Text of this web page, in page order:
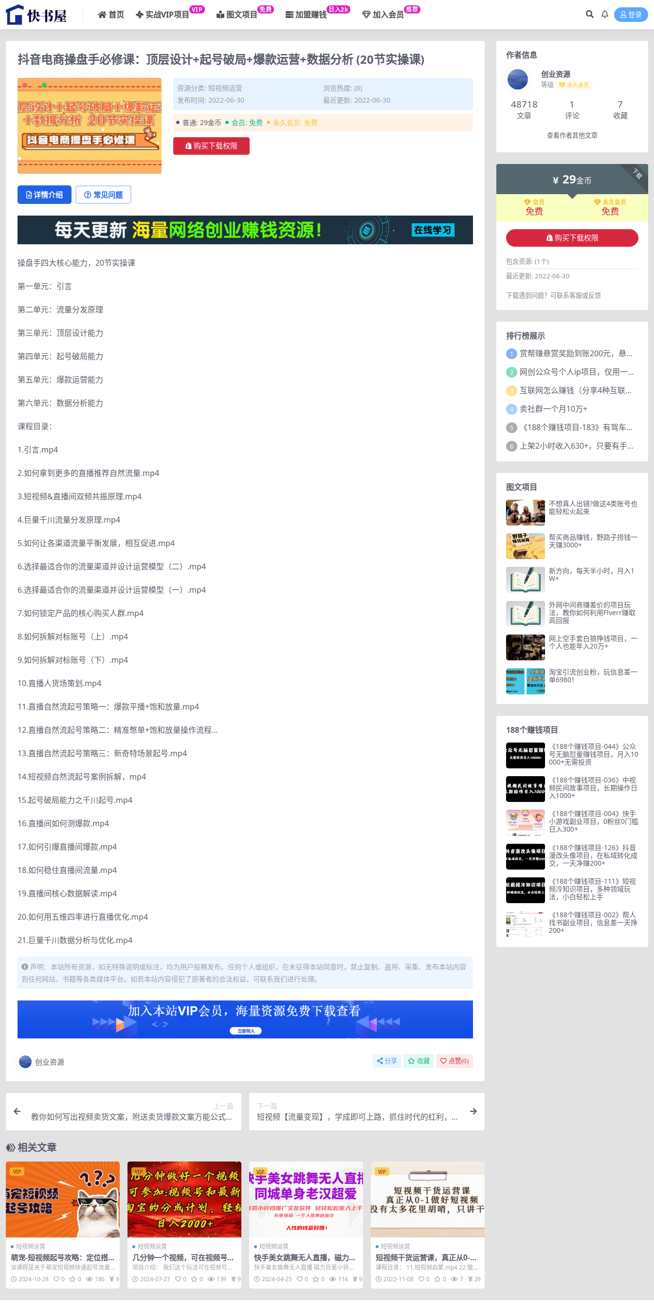
首页 实战VIP项目 VIP 图文项目 免费 加盟赚钱 日入2k 加入会员 推荐
登录
抖音电商操盘手必修课：顶层设计+起号破局+爆款运营+数据分析 (20节实操课)
资源分类: 短视频运营
浏览热度: (8)
发布时间: 2022-06-30
最近更新: 2022-06-30
普通: 29金币 会员: 免费 永久会员: 免费
购买下载权限
详情介绍 常见问题
操盘手四大核心能力，20节实操课
第一单元：引言
第二单元：流量分发原理
第三单元：顶层设计能力
第四单元：起号破局能力
第五单元：爆款运营能力
第六单元：数据分析能力
课程目录：
1.引言.mp4
2.如何拿到更多的直播推荐自然流量.mp4
3.短视频&直播间双频共振原理.mp4
4.巨量千川流量分发原理.mp4
5.如何让各渠道流量平衡发展，相互促进.mp4
6.选择最适合你的流量渠道并设计运营模型（二）.mp4
6.选择最适合你的流量渠道并设计运营模型（一）.mp4
7.如何锁定产品的核心购买人群.mp4
8.如何拆解对标账号（上）.mp4
9.如何拆解对标账号（下）.mp4
10.直播人货场策划.mp4
11.直播自然流起号策略一：爆款平播+饱和放量.mp4
12.直播自然流起号策略二：精准憋单+饱和放量操作流程…
13.直播自然流起号策略三：新奇特场景起号.mp4
14.短视频自然流起号案例拆解，mp4
15.起号破局能力之千川起号.mp4
16.直播间如何测爆款.mp4
17.如何引爆直播间爆款.mp4
18.如何稳住直播间流量.mp4
19.直播间核心数据解读.mp4
20.如何用五维四率进行直播优化.mp4
21.巨量千川数据分析与优化.mp4
声明：本站所有资源，如无特殊说明或标注，均为用户投稿发布。任何个人或组织，在未征得本站同意时，禁止复制、盗用、采集、发布本站内容
到任何网站、书籍等各类媒体平台。如若本站内容侵犯了原著者的合法权益，可联系我们进行处理。
创业资源 分享 收藏 点赞(0)
上一篇
教你如何写出视频卖货文案，附送卖货爆款文案万能公式和
模板
下一篇
短视频【流量变现】，学成即可上路，抓住时代的红利，价
值4980元
相关文章
VIP
短视频运营
萌宠-短视频起号攻略：定位搭
建推流全解析，助力新手轻松打
造爆款
该课程是关于萌宠短视频快速起号流量
及短视频带货宠物新风口的教程。涵盖
了从了解宠物...
2024-10-28 0 0 186 9.9
VIP
短视频运营
几分钟一个视频，可在视频号，
淘宝同时获取收益，新手小白轻
松日入2000…
项目介绍： 我们这个玩法可在视频号和
淘宝逛逛视频上参加分成计划获取收
益， 我们入...
2024-07-27 0 0 139 9.9
VIP
短视频运营
快手美女跳舞无人直播，磁力巨
星小铃铛推广APP赚取收益，月
入3W+
快手美女跳舞无人直播 磁力巨星小铃铛
推广APP赚取收益 通过OBS搭建24小时
美...2024-04-25 0 0 114 9.9
VIP
短视频运营
短视频干货运营课，真正从0-1
做好短视频，没有太多花里胡
哨，只讲干货
课程目录： 11.短视频启蒙.mp4 22.做短
视频前需知.mp4 33.个人主...
2022-11-08 0 0 7 29
作者信息
创业资源
等级 永久会员
48718
文章
1
评论
7
收藏
查看作者其他文章
下载
29金币
会员
免费
永久会员
免费
购买下载权限
包含资源: (1个)
最近更新: 2022-06-30
下载遇到问题？可联系客服或反馈
排行榜展示
1 赏帮赚悬赏奖励到账200元，悬赏任务多劳多得，人人可做。
2 网创公众号个人ip项目，仅用一篇文章做到全网引流！
3 互联网怎么赚钱（分享4种互联网赚钱模式）
4 卖社群一个月10万+
5 《188个赚钱项目-183》有驾车评项目，动动小手，复制粘贴赚44元！
6 上架2小时收入630+，只要有手就能做的AI搞钱项目，奶奶看完都能学会!
图文项目
不想真人出镜?做这4类账号也
能轻松火起来
帮买商品赚钱，野路子捞钱一
天赚3000+
新方向，每天半小时，月入1
W+
外网中间商赚差价的项目玩
法，教你如何利用Flverr赚取
高回报
网上空手套白狼挣钱项目，一
个人也能年入20万+
淘宝引流创业粉，玩信息差一
单6980！
188个赚钱项目
《188个赚钱项目-044》公众
号无脑怼量赚钱项目，月入10
000+无需投资
《188个赚钱项目-036》中视
频民间故事项目，长期操作日
入1000+
《188个赚钱项目-004》快手
小游戏副业项目，0粉丝0门槛
日入300+
《188个赚钱项目-126》抖音
漫改头像项目，在私域转化成
交，一天净赚200+
《188个赚钱项目-111》短视
频冷知识项目，多种领域玩
法，小白轻松上手
《188个赚钱项目-002》帮人
找书副业项目，信息差一天挣
200+